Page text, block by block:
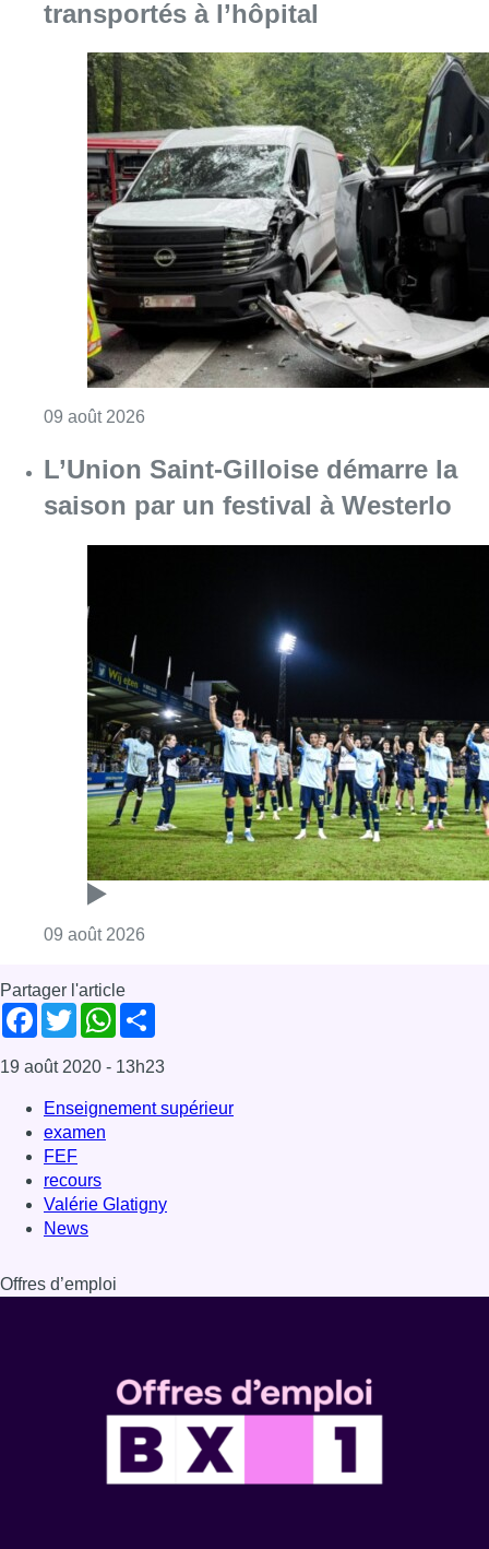
transportés à l’hôpital
09 août 2026
L’Union Saint-Gilloise démarre la
saison par un festival à Westerlo
09 août 2026
Partager l'article
Facebook
TwitterWhatsApp
19 août 2020 - 13h23
Enseignement supérieur
examen
FEF
recours
Valérie Glatigny
News
Offres d’emploi